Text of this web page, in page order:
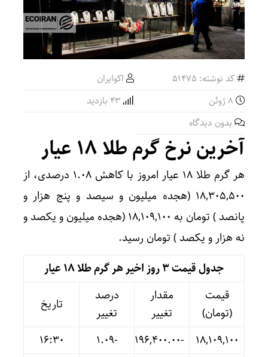
کد نوشته: 51475
اکوایران
بدون دیدگاه
آخرین نرخ گرم طلا ۱۸ عیار
هر گرم طلا ۱۸ عیار امروز با کاهش ۱.۰۸ درصدی، از
۱۸,۳۰۵,۵۰۰ (هجده میلیون و سیصد و پنج هزار و
پانصد ) تومان به ۱۸,۱۰۹,۱۰۰ (هجده میلیون و یکصد و
نه هزار و یکصد ) تومان رسید.
جدول قیمت 3 روز اخیر هر گرم طلا ۱۸ عیار
قیمت
(تومان)
مقدار
تغییر
درصد
تغییر
تاریخ
۱۸,۱۰۹,۱۰۰
-۱۹۶,۴۰۰.۰۰ -۱.۰۹
16:30